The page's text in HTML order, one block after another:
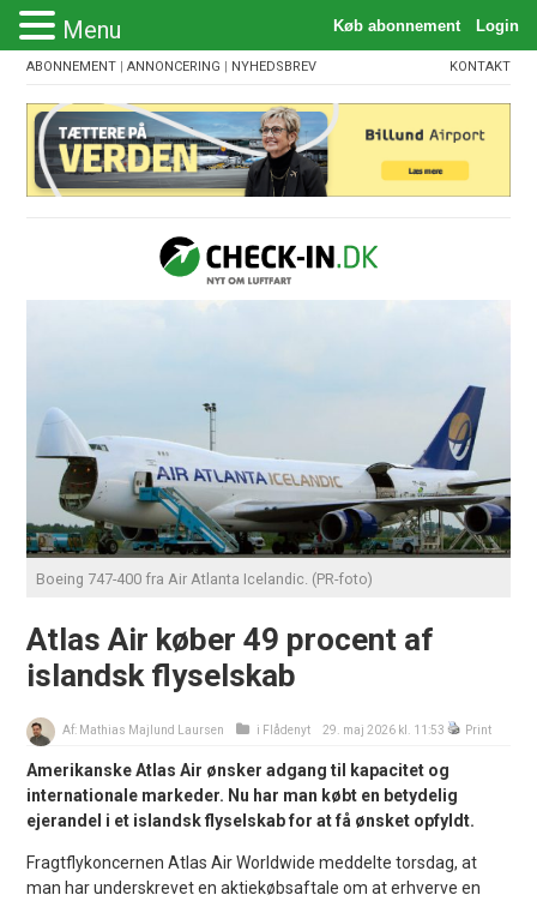
ABONNEMENT |ANNONCERING | NYHEDSBREV KONTAKT
Boeing 747-400 fra Air Atlanta Icelandic. (PR-foto)
Atlas Air køber 49 procent af
islandsk flyselskab
Af: Mathias Majlund Laursen i Flådenyt 29. maj 2026 kl. 11:53 Print
Amerikanske Atlas Air ønsker adgang til kapacitet og
internationale markeder. Nu har man købt en betydelig
ejerandel i et islandsk flyselskab for at få ønsket opfyldt.
Fragtflykoncernen Atlas Air Worldwide meddelte torsdag, at
man har underskrevet en aktiekøbsaftale om at erhverve en
Menu